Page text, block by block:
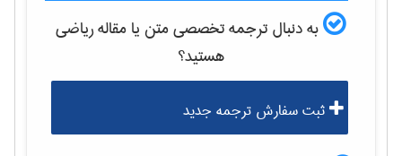
به دنبال ترجمه تخصصی متن یا مقالهرياضی
هستید؟
ثبت سفارش ترجمه جدید